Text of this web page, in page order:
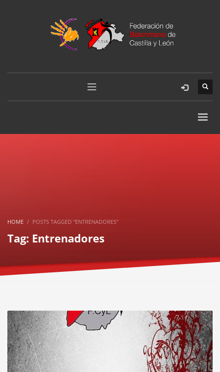
HOME POSTS TAGGED "ENTRENADORES"
Tag: Entrenadores